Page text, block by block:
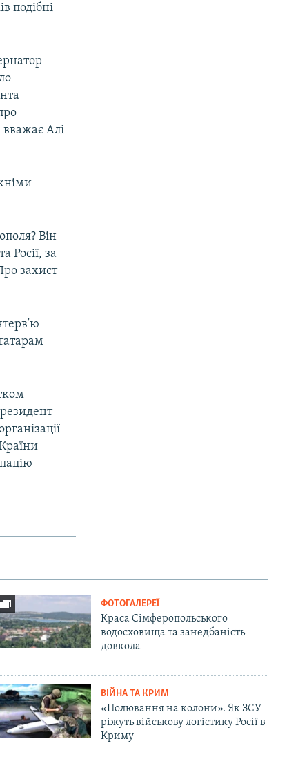
подібні
Алі
Він
Росії, за
захист
ФОТОГАЛЕРЕЇ
Краса Сімферопольського
водосховища та занедбаність
довкола
ВІЙНА ТА КРИМ
«Полювання на колони». Як ЗСУ
ріжуть військову логістику Росії в
Криму